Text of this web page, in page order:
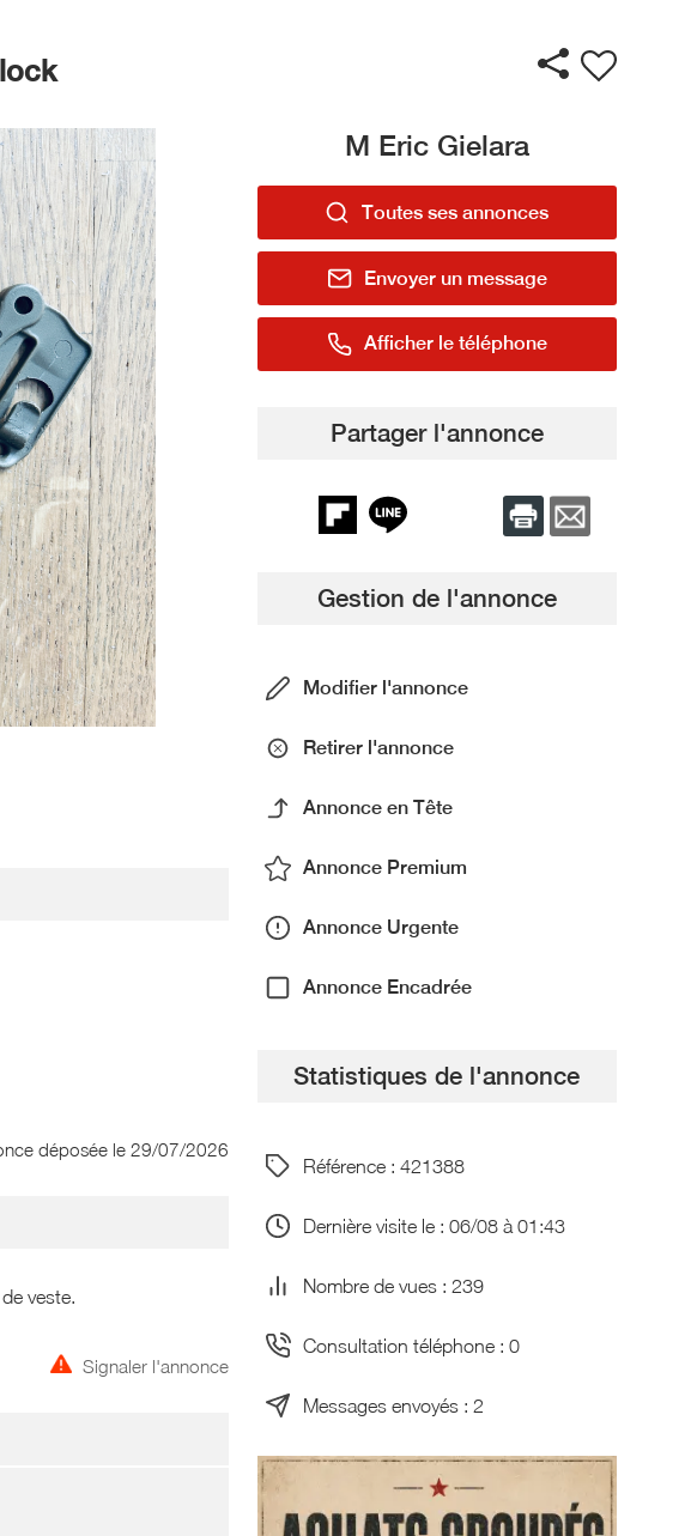
déposée le 29/07/2026
veste.
Signaler l'annonce
M Eric Gielara
Toutes ses annonces
Envoyer un message
Afficher le téléphone
Partager l'annonce
Gestion de l'annonce
Modifier l'annonce
Retirer l'annonce
Annonce en Tête
Annonce Premium
Annonce Urgente
Annonce Encadrée
Statistiques de l'annonce
Référence : 421388
Dernière visite le : 06/08 à 01:43
Nombre de vues : 239
Consultation téléphone : 0
Messages envoyés : 2